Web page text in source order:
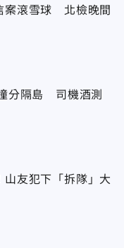
案滾雪球 北檢晚間
分隔島 司機酒測
山友犯下「拆隊」大